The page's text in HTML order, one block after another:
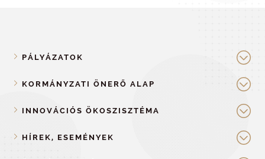
PÁLYÁZATOK
KORMÁNYZATI ÖNERŐ ALAP
INNOVÁCIÓS ÖKOSZISZTÉMA
HÍREK, ESEMÉNYEK